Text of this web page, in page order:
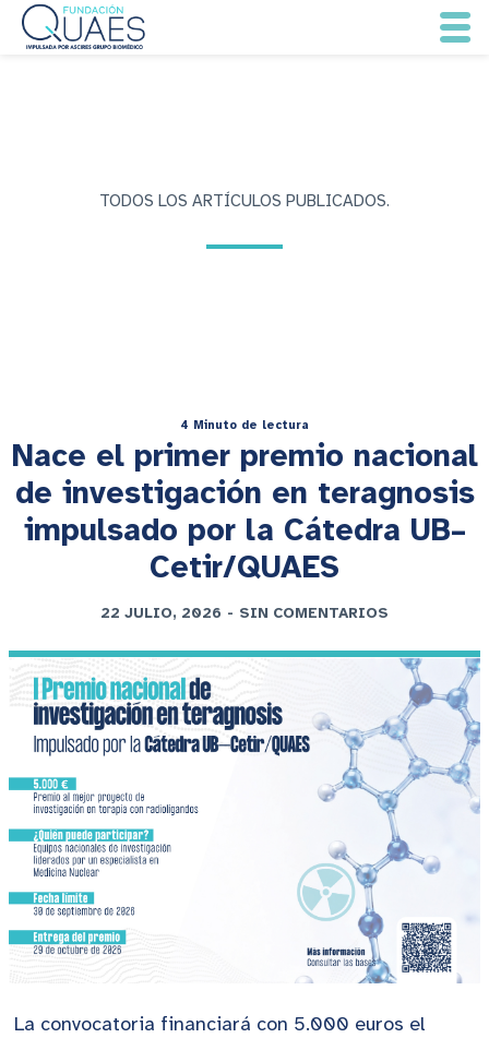
TODOS LOS ARTÍCULOS PUBLICADOS.
4 Minuto de lectura
Nace el primer premio nacional
de investigación en teragnosis
impulsado por la Cátedra UB–
Cetir/QUAES
22 JULIO, 2026 - SIN COMENTARIOS
La convocatoria financiará con 5.000 euros el